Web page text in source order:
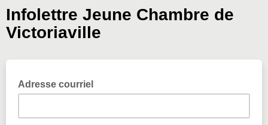
Infolettre Jeune Chambre de
Victoriaville
Adresse courriel